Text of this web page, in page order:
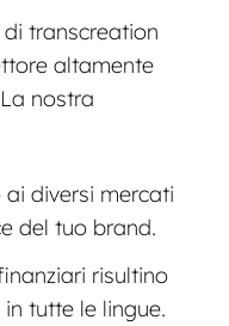
transcreation
altamente
nostra
diversi mercati
del tuo brand.
risultino
tutte le lingue.